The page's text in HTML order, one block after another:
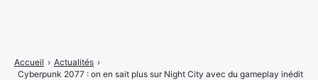
Accueil › Actualités ›
Cyberpunk 2077 : on en sait plus sur Night City avec du gameplay inédit